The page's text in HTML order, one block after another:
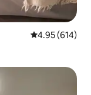
औसत रेटिंग 5 में से
4.95 (614)